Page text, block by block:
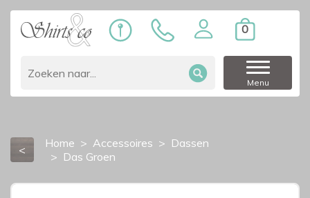
0
Menu
< Home Accessoires
Dassen
Das Groen